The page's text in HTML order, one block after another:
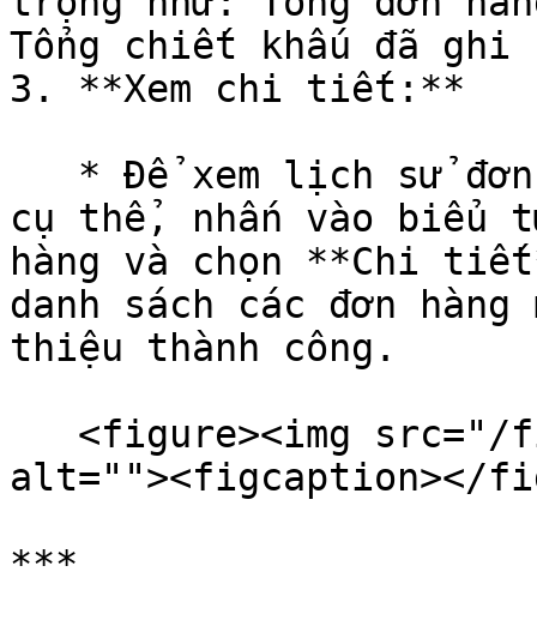
Tổng chiết khấu đã ghi
3. **Xem chi tiết:**
cụ thể, nhấn vào biểu
hàng và chọn **Chi
danh sách các đơn
thiệu thành công.
alt=""><figcaption></
***